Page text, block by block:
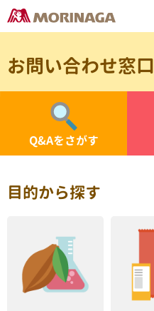
お問い合わせ窓口
Q&Aをさがす
目的から探す